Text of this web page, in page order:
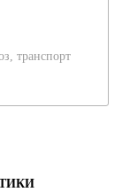
транспорт